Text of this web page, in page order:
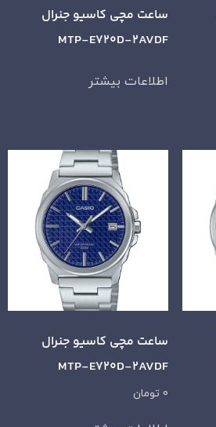
ساعت مچی کاسیو جنرال
MTP-E720D-2AVDF
اطلاعات بیشتر
ساعت مچی کاسیو جنرال
MTP-E720D-2AVDF
0 تومان